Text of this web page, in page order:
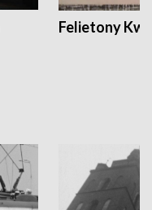
Felietony